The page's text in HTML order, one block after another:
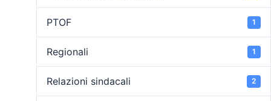
PTOF 1
Regionali 1
Relazioni sindacali 2